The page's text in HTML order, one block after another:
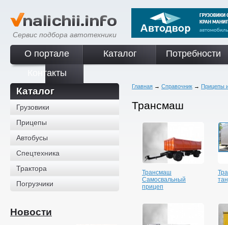
Сервис подбора автотехники
О портале Каталог
Потребности
Контакты
Каталог
Грузовики
Прицепы
Автобусы
Спецтехника
Трактора
Погрузчики
Новости
Главная → Справочник → Прицепы
Трансмаш
Трансмаш
Самосвальный
прицеп